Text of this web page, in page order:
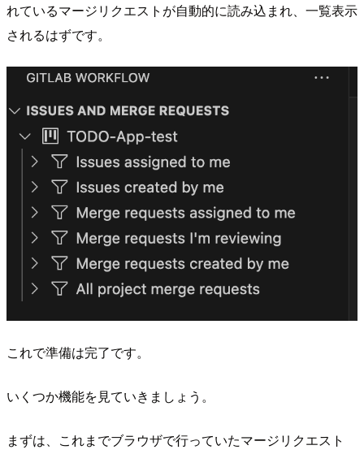
れているマージリクエストが自動的に読み込まれ、一覧表示
されるはずです。
これで準備は完了です。
いくつか機能を見ていきましょう。
まずは、これまでブラウザで行っていたマージリクエスト